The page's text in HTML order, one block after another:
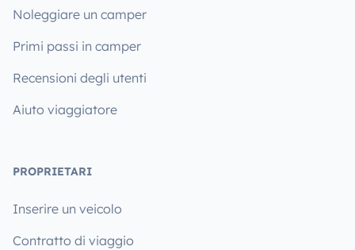
Noleggiare un camper
Primi passi in camper
Recensioni degli utenti
Aiuto viaggiatore
PROPRIETARI
Inserire un veicolo
Contratto di viaggio